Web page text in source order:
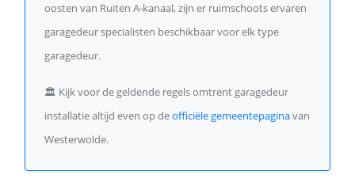
oosten van Ruiten A-kanaal, zijn er ruimschoots ervaren
garagedeur specialisten beschikbaar voor elk type
garagedeur.
🏛️ Kijk voor de geldende regels omtrent garagedeur
installatie altijd even op deofficiële gemeentepaginavan
Westerwolde.